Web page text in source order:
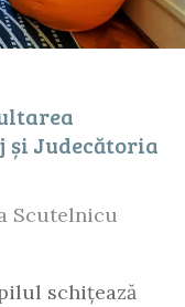
Judecătoria
Scutelnicu
schițează